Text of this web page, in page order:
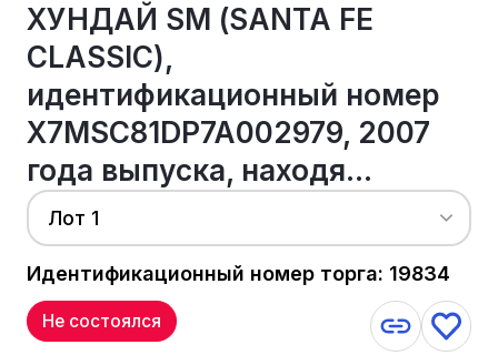
ХУНДАЙ SМ (SАNТА FЕ
СLАSSIС),
идентификационный номер
X7MSC81DP7A002979, 2007
года выпуска, находя...
Лот 1
Идентификационный номер торга: 19834
Не состоялся